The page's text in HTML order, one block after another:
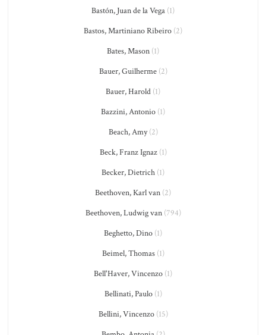
Bastón, Juan de la Vega (1)
Bastos, Martiniano Ribeiro (2)
Bates, Mason (1)
Bauer, Guilherme(2)
Bauer, Harold (1)
Bazzini, Antonio (1)
Beach, Amy(2)
Beck, Franz Ignaz(1)
Becker, Dietrich (1)
Beethoven, Karl van (2)
Beethoven, Ludwig van(794)
Beghetto, Dino (1)
Beimel, Thomas(1)
Bell'Haver, Vincenzo (1)
Bellinati, Paulo(1)
Bellini, Vincenzo(15)